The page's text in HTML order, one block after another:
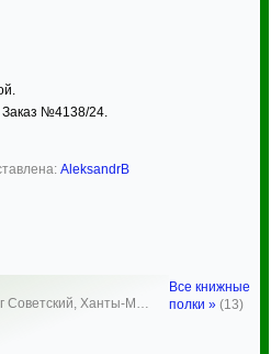
№4138/24.
AleksandrB
г Советский, Ханты-М…
Все книжные
полки » (13)